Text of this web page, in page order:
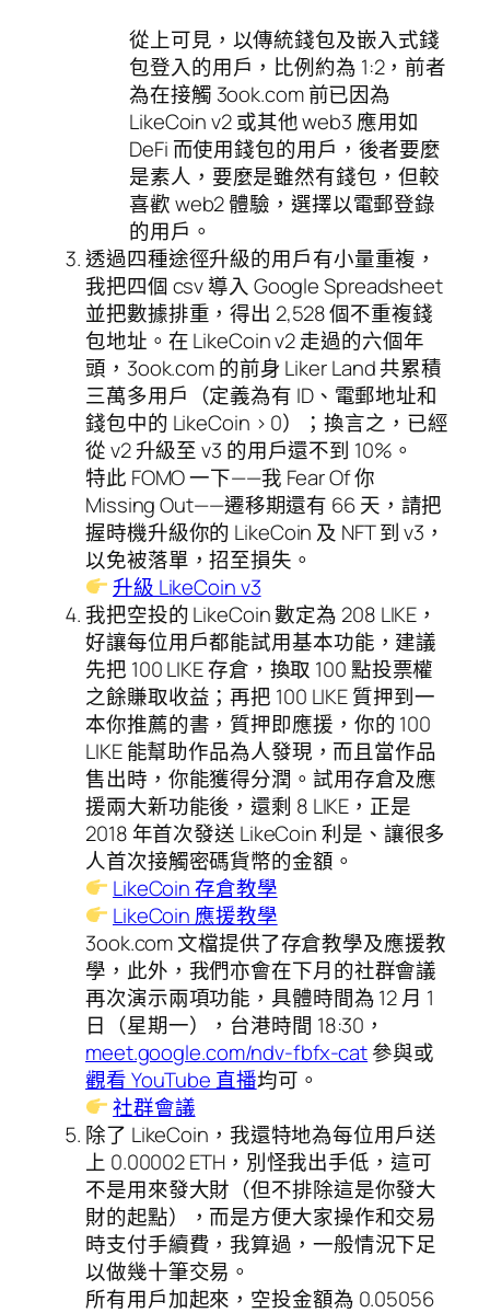
從上可見，以傳統錢包及嵌入式錢
包登入的用戶，比例約為 1:2，前者
為在接觸 3ook.com 前已因為
LikeCoin v2 或其他 web3 應用如
DeFi 而使用錢包的用戶，後者要麼
是素人，要麼是雖然有錢包，但較
喜歡 web2 體驗，選擇以電郵登錄
的用戶。
透過四種途徑升級的用戶有小量重複，
我把四個 csv 導入 Google Spreadsheet
並把數據排重，得出 2,528 個不重複錢
包地址。在 LikeCoin v2 走過的六個年
頭，3ook.com 的前身 Liker Land 共累積
三萬多用戶（定義為有 ID、電郵地址和
錢包中的 LikeCoin > 0）；換言之，已經
從 v2 升級至 v3 的用戶還不到 10%。
特此 FOMO 一下——我 Fear Of 你
Missing Out——遷移期還有 66 天，請把
握時機升級你的 LikeCoin 及 NFT 到 v3，
以免被落單，招至損失。
升級 LikeCoin v3
我把空投的 LikeCoin 數定為 208 LIKE，
好讓每位用戶都能試用基本功能，建議
先把 100 LIKE 存倉，換取 100 點投票權
之餘賺取收益；再把 100 LIKE 質押到一
本你推薦的書，質押即應援，你的 100
LIKE 能幫助作品為人發現，而且當作品
售出時，你能獲得分潤。試用存倉及應
援兩大新功能後，還剩 8 LIKE，正是
2018 年首次發送 LikeCoin 利是、讓很多
人首次接觸密碼貨幣的金額。
LikeCoin 存倉教學
LikeCoin 應援教學
3ook.com 文檔提供了存倉教學及應援教
學，此外，我們亦會在下月的社群會議
再次演示兩項功能，具體時間為 12 月 1
日（星期一），台港時間 18:30，
meet.google.com/ndv-fbfx-cat參與或
觀看 YouTube 直播均可。
社群會議
除了 LikeCoin，我還特地為每位用戶送
上 0.00002 ETH，別怪我出手低，這可
不是用來發大財（但不排除這是你發大
財的起點），而是方便大家操作和交易
時支付手續費，我算過，一般情況下足
以做幾十筆交易。
所有用戶加起來，空投金額為 0.05056